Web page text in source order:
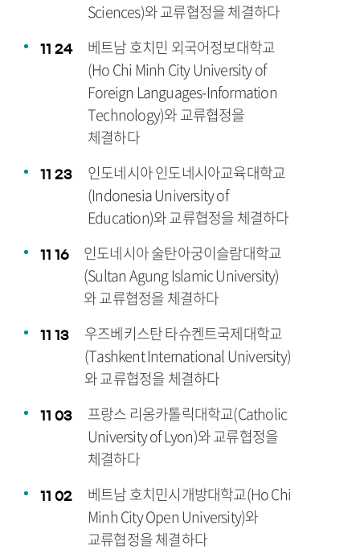
Sciences)와 교류협정을 체결하다
11 24
베트남 호치민 외국어정보대학교
(Ho Chi Minh City University of
Foreign Languages-Information
Technology)와 교류협정을
체결하다
11 23
인도네시아 인도네시아교육대학교
(Indonesia University of
Education)와 교류협정을 체결하다
11 16
인도네시아 술탄아궁이슬람대학교
(Sultan Agung Islamic University)
와 교류협정을 체결하다
11 13
우즈베키스탄 타슈켄트국제대학교
(Tashkent International University)
와 교류협정을 체결하다
11 03
프랑스 리옹카톨릭대학교(Catholic
University of Lyon)와 교류협정을
체결하다
11 02
베트남 호치민시개방대학교(Ho Chi
Minh City Open University)와
교류협정을 체결하다